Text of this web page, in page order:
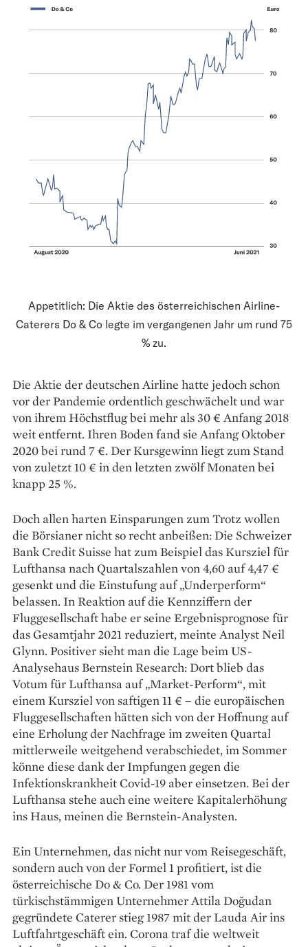
Appetitlich: Die Aktie des österreichischen Airline-
Caterers Do & Co legte im vergangenen Jahr um rund 75
% zu.
Die Aktie der deutschen Airline hatte jedoch schon
vor der Pandemie ordentlich geschwächelt und war
von ihrem Höchstflug bei mehr als 30 € Anfang 2018
weit entfernt. Ihren Boden fand sie Anfang Oktober
2020 bei rund 7 €. Der Kursgewinn liegt zum Stand
von zuletzt 10 € in den letzten zwölf Monaten bei
knapp 25 %.
Doch allen harten Einsparungen zum Trotz wollen
die Börsianer nicht so recht anbeißen: Die Schweizer
Bank Credit Suisse hat zum Beispiel das Kursziel für
Lufthansa nach Quartalszahlen von 4,60 auf 4,47 €
gesenkt und die Einstufung auf „Underperform“
belassen. In Reaktion auf die Kennziffern der
Fluggesellschaft habe er seine Ergebnisprognose für
das Gesamtjahr 2021 reduziert, meinte Analyst Neil
Glynn. Positiver sieht man die Lage beim US-
Analysehaus Bernstein Research: Dort blieb das
Votum für Lufthansa auf „Market-Perform“, mit
einem Kursziel von saftigen 11 € – die europäischen
Fluggesellschaften hätten sich von der Hoffnung auf
eine Erholung der Nachfrage im zweiten Quartal
mittlerweile weitgehend verabschiedet, im Sommer
könne diese dank der Impfungen gegen die
Infektionskrankheit Covid-19 aber einsetzen. Bei der
Lufthansa stehe auch eine weitere Kapitalerhöhung
ins Haus, meinen die Bernstein-Analysten.
Ein Unternehmen, das nicht nur vom Reisegeschäft,
sondern auch von der Formel 1 profitiert, ist die
österreichische Do & Co. Der 1981 vom
türkischstämmigen Unternehmer Attila Doğudan
gegründete Caterer stieg 1987 mit der Lauda Air ins
Luftfahrtgeschäft ein. Corona traf die weltweit